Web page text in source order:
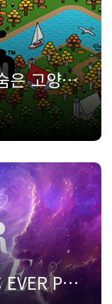
Unite Seoul 투표 1위, 숨은 고양이 속에 담긴 인디 게임 개발 이야기: 찾았냥(Hidden Cat)
버추얼 콘서트 프로젝트 : EVER PURPLE